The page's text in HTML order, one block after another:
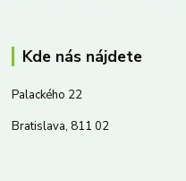
Kde nás nájdete
Palackého 22
Bratislava, 811 02